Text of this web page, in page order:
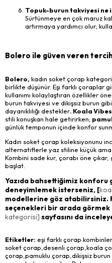
Topuk-burun takviyesi ne
Sürtünmeye en çok maruz
artırmaya yardımcı olur;
Bolero ile güven veren tercih
Bolero, kadın soket çorap
birlikte düşünür. Eşi farklı çoraplar
kullanımı kolaylaştıran özellikler
burun takviyesi ve dikişsiz burun
dayanıklılığı destekler. Koala
stili konuşkan hale getirirken;
günlük temponun içinde konfor
Kadın soket çorap koleksiyonunu
alternatiflerle yaz stiline küçük
Kombini sade kur, çorabı öne
başlat.
Yazıda bahsettiğimiz konforu
deneyimlemek isterseniz, [
modellerine göz atabilirsiniz.
seçenekleri bir arada görmek
kategorisi] sayfasını da
Etiketler: eşi farklı çorap
soket çorap,desenli çorap,koala
çorap,pamuklu çorap,dikişsiz